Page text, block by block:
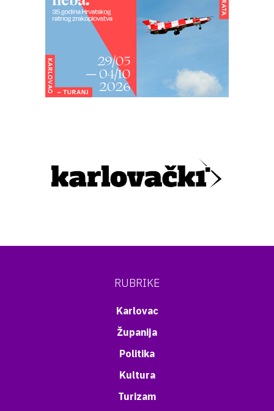
RUBRIKE
Karlovac
Županija
Politika
Kultura
Turizam